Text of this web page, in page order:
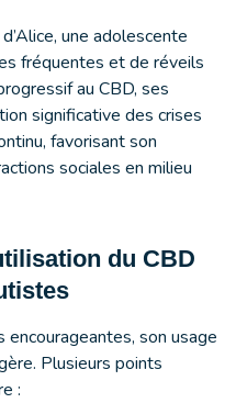
une adolescente
fréquentes et de réveils
au CBD, ses
significative des crises
favorisant son
sociales en milieu
du CBD
son usage
Plusieurs points
: